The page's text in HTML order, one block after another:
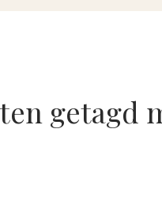
getagd